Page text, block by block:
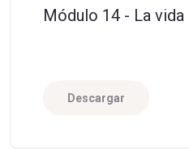
Módulo 14 - La vida
Descargar